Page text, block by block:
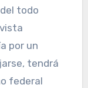
todo
por un
tendrá
federal